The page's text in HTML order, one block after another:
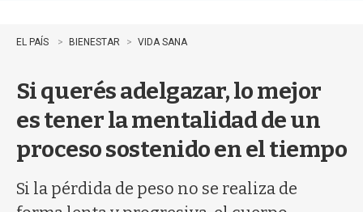
o
q
EL PAÍS BIENESTAR VIDA SANA
Si querés adelgazar, lo mejor
es tener la mentalidad de un
proceso sostenido en el tiempo
Si la pérdida de peso no se realiza de